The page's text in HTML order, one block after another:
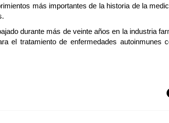
más importantes de la historia de la
durante más de veinte años en la industria
el tratamiento de enfermedades autoinmunes